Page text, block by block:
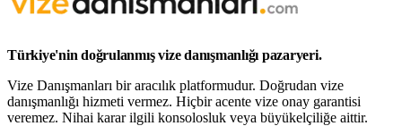
Türkiye'nin doğrulanmış vize danışmanlığı pazaryeri.
Vize Danışmanları bir aracılık platformudur. Doğrudan vize
danışmanlığı hizmeti vermez. Hiçbir acente vize onay garantisi
veremez. Nihai karar ilgili konsolosluk veya büyükelçiliğe aittir.